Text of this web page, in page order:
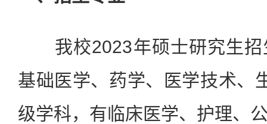
我校2023年硕士研究生招
基础医学、药学、医学技术、
级学科，有临床医学、护理、